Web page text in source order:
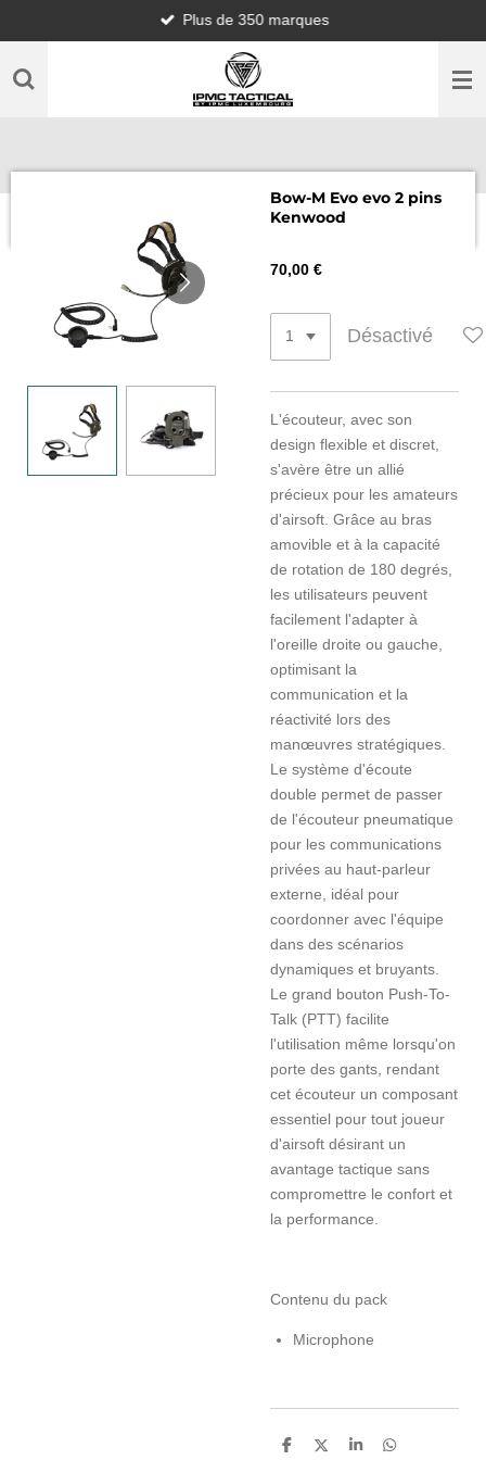
au
contenu
Plus de 350 marques
Bow-M Evo evo 2 pins
Kenwood
70,00 €
Désactivé
L'écouteur, avec son
design flexible et discret,
s'avère être un allié
précieux pour les amateurs
d'airsoft. Grâce au bras
amovible et à la capacité
de rotation de 180 degrés,
les utilisateurs peuvent
facilement l'adapter à
l'oreille droite ou gauche,
optimisant la
communication et la
réactivité lors des
manœuvres stratégiques.
Le système d'écoute
double permet de passer
de l'écouteur pneumatique
pour les communications
privées au haut-parleur
externe, idéal pour
coordonner avec l'équipe
dans des scénarios
dynamiques et bruyants.
Le grand bouton Push-To-
Talk (PTT) facilite
l'utilisation même lorsqu'on
porte des gants, rendant
cet écouteur un composant
essentiel pour tout joueur
d'airsoft désirant un
avantage tactique sans
compromettre le confort et
la performance.
Contenu du pack
Microphone
P
P
P
P